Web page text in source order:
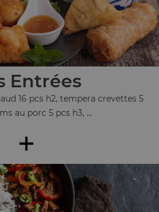
Entrées
16 pcs h2, tempera crevettes 5
au porc 5 pcs h3, ...
+